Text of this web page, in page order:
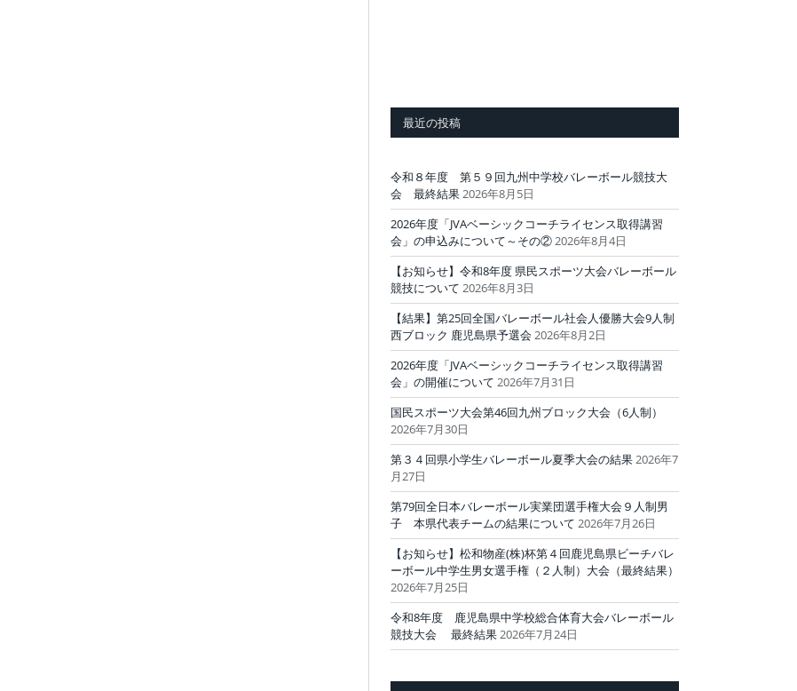
最近の投稿
令和８年度 第５９回九州中学校バレーボール競技大
会 最終結果2026年8月5日
2026年度「JVAベーシックコーチライセンス取得講習
会」の申込みについて～その②2026年8月4日
【お知らせ】令和8年度 県民スポーツ大会バレーボール
競技について 2026年8月3日
【結果】第25回全国バレーボール社会人優勝大会9人制
西ブロック 鹿児島県予選会 2026年8月2日
2026年度「JVAベーシックコーチライセンス取得講習
会」の開催について 2026年7月31日
国民スポーツ大会第46回九州ブロック大会（6人制）
2026年7月30日
第３４回県小学生バレーボール夏季大会の結果2026年7
月27日
第79回全日本バレーボール実業団選手権大会９人制男
子 本県代表チームの結果について 2026年7月26日
【お知らせ】松和物産(株)杯第４回鹿児島県ビーチバレ
ーボール中学生男女選手権（２人制）大会（最終結果）
2026年7月25日
令和8年度 鹿児島県中学校総合体育大会バレーボール
競技大会 最終結果2026年7月24日